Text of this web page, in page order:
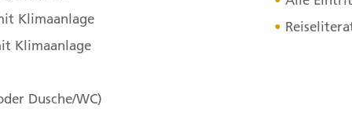
bequem und genießen
Klimaanlage
Klimaanlage
Dusche/WC)